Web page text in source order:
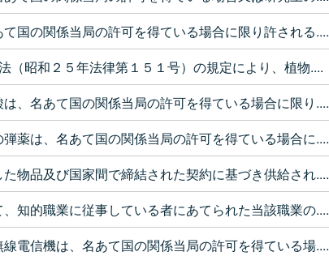
国の関係当局の許可を得ている場合に限り許される....
昭和２５年法律第１５１号）の規定により、植物....
、名あて国の関係当局の許可を得ている場合に限り....
薬は、名あて国の関係当局の許可を得ている場合に....
物品及び国家間で締結された契約に基づき供給され....
知的職業に従事している者にあてられた当該職業の....
電信機は、名あて国の関係当局の許可を得ている場....